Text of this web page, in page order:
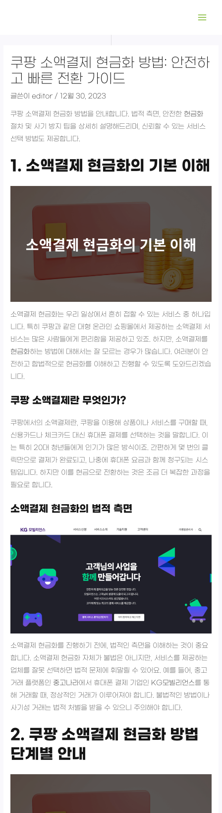
쿠팡 소액결제 현금화 방법: 안전하
고 빠른 전환 가이드
글쓴이 editor / 12월 30, 2023
쿠팡 소액결제 현금화 방법을 안내합니다. 법적 측면, 안전한 현금화
절차 및 사기 방지 팁을 상세히 설명해드리며, 신뢰할 수 있는 서비스
선택 방법도 제공합니다.
1. 소액결제 현금화의 기본 이해
소액결제 현금화는 우리 일상에서 흔히 접할 수 있는 서비스 중 하나입
니다. 특히 쿠팡과 같은 대형 온라인 쇼핑몰에서 제공하는 소액결제 서
비스는 많은 사람들에게 편리함을 제공하고 있죠. 하지만, 소액결제를
현금화하는 방법에 대해서는 잘 모르는 경우가 많습니다. 여러분이 안
전하고 합법적으로 현금화를 이해하고 진행할 수 있도록 도와드리겠습
니다.
쿠팡 소액결제란 무엇인가?
쿠팡에서의 소액결제란, 쿠팡을 이용해 상품이나 서비스를 구매할 때,
신용카드나 체크카드 대신 휴대폰 결제를 선택하는 것을 말합니다. 이
는 특히 20대 청년들에게 인기가 많은 방식이죠. 간편하게 몇 번의 클
릭만으로 결제가 완료되고, 나중에 휴대폰 요금과 함께 청구되는 시스
템입니다. 하지만 이를 현금으로 전환하는 것은 조금 더 복잡한 과정을
필요로 합니다.
소액결제 현금화의 법적 측면
소액결제 현금화를 진행하기 전에, 법적인 측면을 이해하는 것이 중요
합니다. 소액결제 현금화 자체가 불법은 아니지만, 서비스를 제공하는
업체를 잘못 선택하면 법적 문제에 휘말릴 수 있어요. 예를 들어, 중고
거래 플랫폼인중고나라에서 휴대폰 결제 기업인 KG모빌리언스를 통
해 거래할 때, 정상적인 거래가 이루어져야 합니다. 불법적인 방법이나
사기성 거래는 법적 처벌을 받을 수 있으니 주의해야 합니다.
2. 쿠팡 소액결제 현금화 방법
단계별 안내